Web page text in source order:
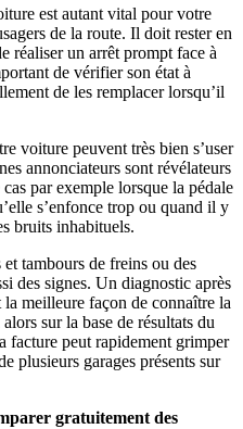
est autant vital pour votre
de la route. Il doit rester en
réaliser un arrêt prompt face à
de vérifier son état à
de les remplacer lorsqu’il
voiture peuvent très bien s’user
annonciateurs sont révélateurs
par exemple lorsque la pédale
s’enfonce trop ou quand il y
bruits inhabituels.
tambours de freins ou des
des signes. Un diagnostic après
meilleure façon de connaître la
sur la base de résultats du
facture peut rapidement grimper
plusieurs garages présents sur
gratuitement des